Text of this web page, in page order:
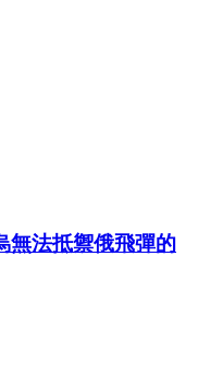
無法抵禦俄飛彈的